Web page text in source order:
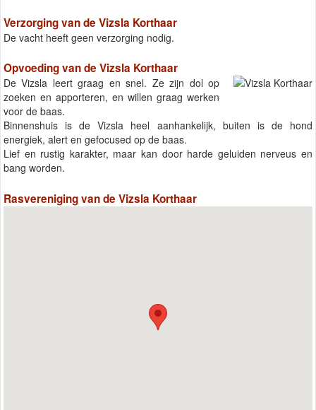
Verzorging van de Vizsla Korthaar
De vacht heeft geen verzorging nodig.
Opvoeding van de Vizsla Korthaar
De Vizsla leert graag en snel. Ze zijn dol op
zoeken en apporteren, en willen graag werken
voor de baas.
Binnenshuis is de Vizsla heel aanhankelijk, buiten is de hond
energiek, alert en gefocused op de baas.
Lief en rustig karakter, maar kan door harde geluiden nerveus en
bang worden.
Rasvereniging van de Vizsla Korthaar